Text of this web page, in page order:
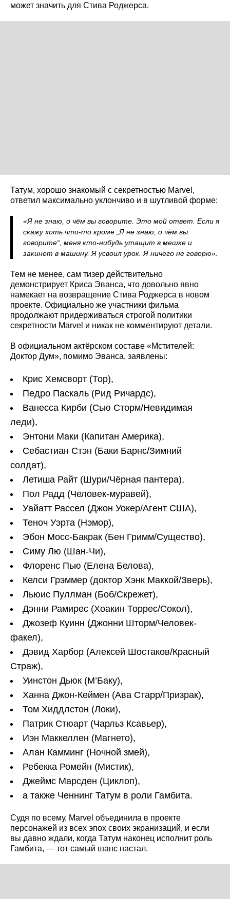
может значить для Стива Роджерса.
Татум, хорошо знакомый с секретностью Marvel,
ответил максимально уклончиво и в шутливой форме:
«Я не знаю, о чём вы говорите. Это мой ответ. Если я
скажу хоть что-то кроме „Я не знаю, о чём вы
говорите“, меня кто-нибудь утащит в мешке и
закинет в машину. Я усвоил урок. Я ничего не говорю».
Тем не менее, сам тизер действительно
демонстрирует Криса Эванса, что довольно явно
намекает на возвращение Стива Роджерса в новом
проекте. Официально же участники фильма
продолжают придерживаться строгой политики
секретности Marvel и никак не комментируют детали.
В официальном актёрском составе «Мстителей:
Доктор Дум», помимо Эванса, заявлены:
Крис Хемсворт (Тор),
Педро Паскаль (Рид Ричардс),
Ванесса Кирби (Сью Сторм/Невидимая
леди),
Энтони Маки (Капитан Америка),
Себастиан Стэн (Баки Барнс/Зимний
солдат),
Летиша Райт (Шури/Чёрная пантера),
Пол Радд (Человек-муравей),
Уайатт Рассел (Джон Уокер/Агент США),
Теноч Уэрта (Нэмор),
Эбон Мосс-Бакрак (Бен Гримм/Существо),
Симу Лю (Шан-Чи),
Флоренс Пью (Елена Беловa),
Келси Грэммер (доктор Хэнк Маккой/Зверь),
Льюис Пуллман (Боб/Скрежет),
Дэнни Рамирес (Хоакин Торрес/Сокол),
Джозеф Куинн (Джонни Шторм/Человек-
факел),
Дэвид Харбор (Алексей Шостаков/Красный
Страж),
Уинстон Дьюк (М’Баку),
Ханна Джон-Кеймен (Ава Старр/Призрак),
Том Хиддлстон (Локи),
Патрик Стюарт (Чарльз Ксавьер),
Иэн Маккеллен (Магнето),
Алан Камминг (Ночной змей),
Ребекка Ромейн (Мистик),
Джеймс Марсден (Циклоп),
а также Ченнинг Татум в роли Гамбита.
Судя по всему, Marvel объединила в проекте
персонажей из всех эпох своих экранизаций, и если
вы давно ждали, когда Татум наконец исполнит роль
Гамбита, — тот самый шанс настал.